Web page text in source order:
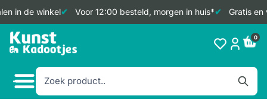
in de winkel Voor 12:00 besteld, morgen in huis* Gratis en
Doorgaan
naar
0